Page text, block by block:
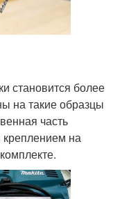
становится более
на такие образцы
часть
на